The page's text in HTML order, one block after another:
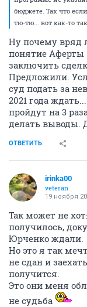
бюджете. Так что
тю-тю... вот как-то
Ну почему вряд
понятие Аферты
заключить
Предложили.
суд подать за
2021 года
пройдут на 3
делать выводы.
ОТВЕТИТЬ
irinka00
veteran
19 ноября
Так может не
получилось,
Юрченко ждали.
Но это я так
не сдан и
получится.
Это они меня
не судьба